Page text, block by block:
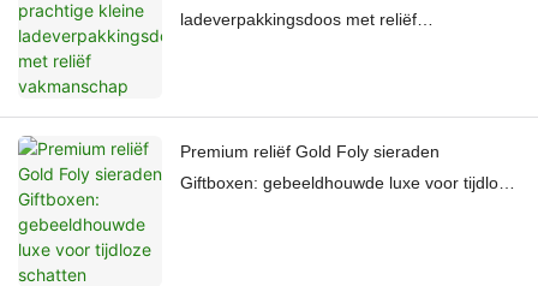
ladeverpakkingsdoos met reliëf
Premium reliëf Gold Foly sieraden
Giftboxen: gebeeldhouwde luxe voor tijdloze